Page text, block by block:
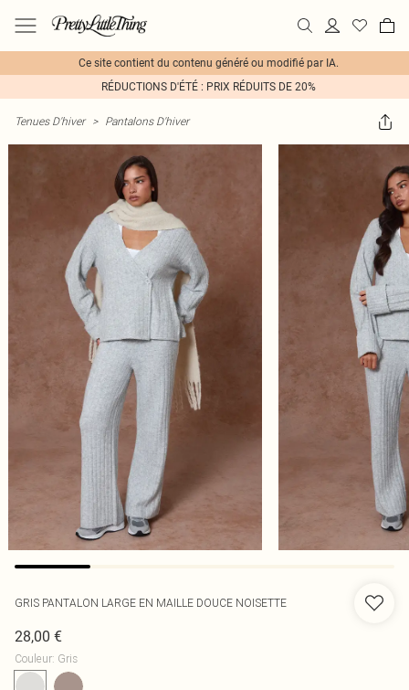
Ce site contient du contenu généré ou modifié par IA.
RÉDUCTIONS D'ÉTÉ : PRIX RÉDUITS DE 20%
Tenues D'hiver > Pantalons D'hiver
GRIS PANTALON LARGE EN MAILLE DOUCE NOISETTE
28,00 €
Couleur: Gris